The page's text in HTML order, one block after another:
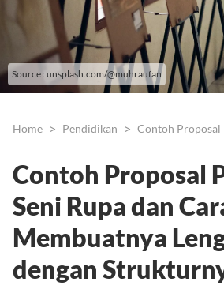
Source : unsplash.com/@muhraufan
Home Pendidikan Contoh Proposal
Contoh Proposal
Seni Rupa dan
Membuatnya
dengan